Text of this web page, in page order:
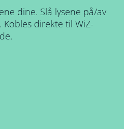
dine. Slå lysene på/av
direkte til WiZ-